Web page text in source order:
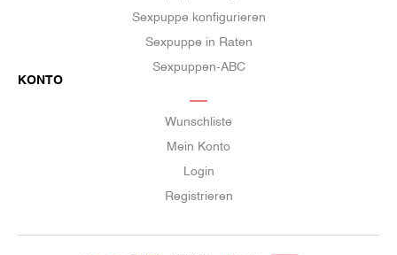
Sexpuppe konfigurieren
Sexpuppe in Raten
Sexpuppen-ABC
KONTO
Wunschliste
Mein Konto
Login
Registrieren